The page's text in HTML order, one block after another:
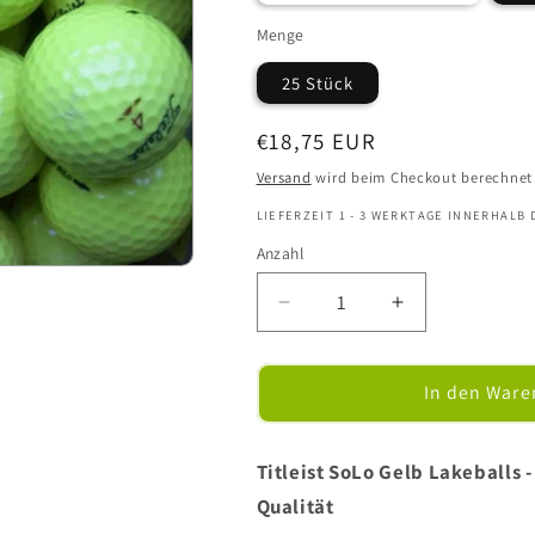
ausverkauft
verfügbar
Menge
25 Stück
Normaler
Preis
€18,75 EUR
Versand wird beim Checkout berechnet
LIEFERZEIT 1 - 3 WERKTAGE INNERHALB
Anzahl
Verringere
die
Menge
Titleist
Gelb
-
Golfbälle
Erhöhe
die
Menge
Titleist
Gelb
In den
Titleist SoLo Gelb Lakeballs
Qualität